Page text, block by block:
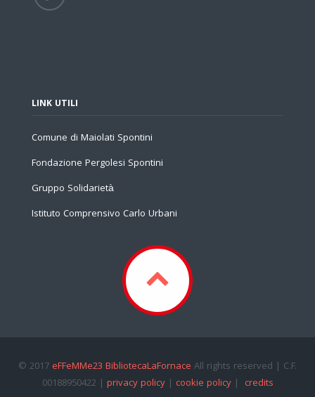
LINK UTILI
Comune di Maiolati Spontini
Fondazione Pergolesi Spontini
Gruppo Solidarietà
Istituto Comprensivo Carlo Urbani
© 2017 eFFeMMe23 BibliotecaLaFornace All rights reserved | C.F.
00188950422 | privacy policy| cookie policy| credits